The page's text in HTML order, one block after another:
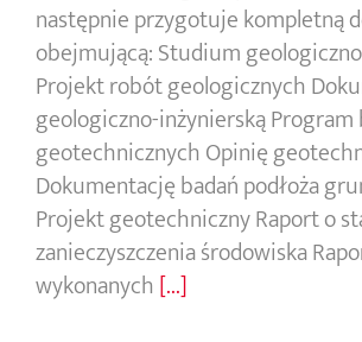
następnie przygotuje kompletną
obejmującą: Studium
Projekt robót geologicznych
geologiczno-inżynierską Program
geotechnicznych Opinię
Dokumentację badań podłoża
Projekt geotechniczny Raport o
zanieczyszczenia środowiska
wykonanych [...]